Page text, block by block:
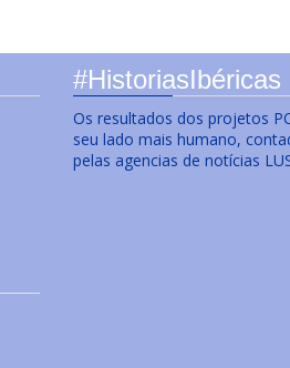
#HistoriasIbéricas
Os resultados dos projetos
seu lado mais humano,
pelas agencias de notícias